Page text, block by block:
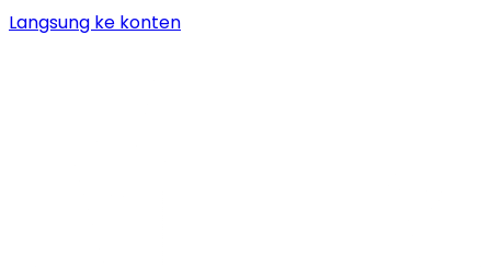
Langsung ke konten